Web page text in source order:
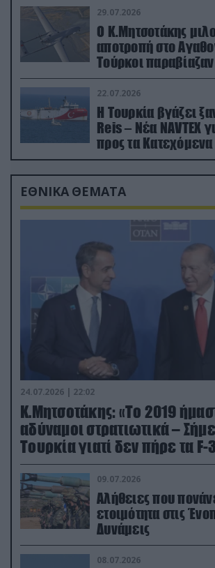
29.07.2026
Ο Κ.Μητσοτάκης
αποτροπή στο
Τούρκοι
drone
22.07.2026
Η Τουρκία βγάζει
Reis – Νέα NAVTEX
προς τα Κατεχόμενα
ΕΘΝΙΚΑ ΘΕΜΑΤΑ
24.07.2026 | 22:02
Κ.Μητσοτάκης: «Το 2019
αδύναμοι στρατιωτικά –
Τουρκία γιατί δεν πήρε τα F-
(βίντεο)
09.07.2026
Αλήθειες που
ετοιμότητα στις
Δυνάμεις
08.07.2026